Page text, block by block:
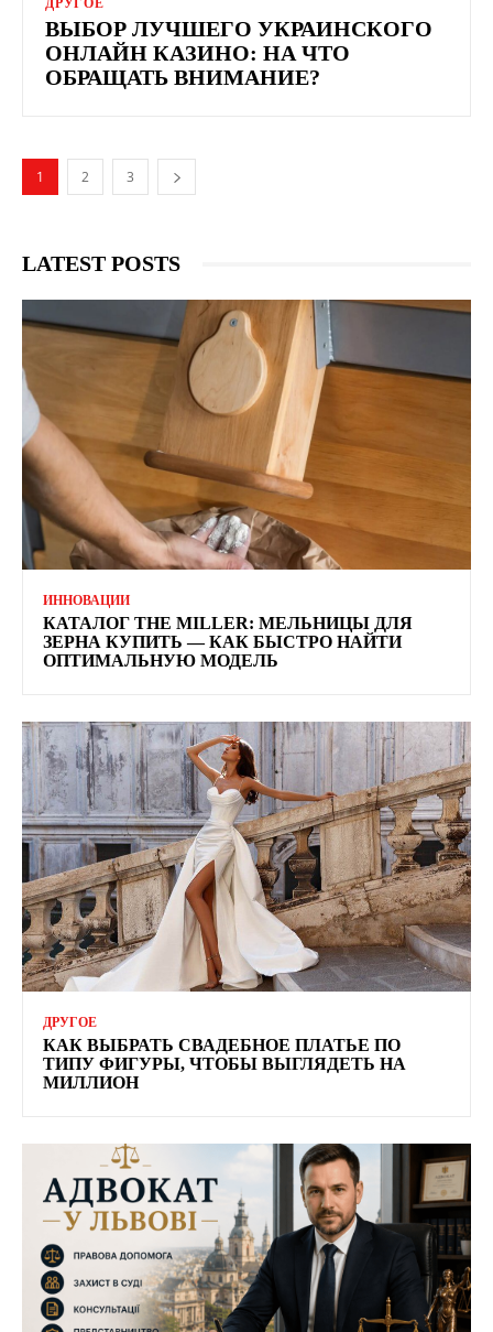
ДРУГОЕ
ВЫБОР ЛУЧШЕГО УКРАИНСКОГО
ОНЛАЙН КАЗИНО: НА ЧТО
ОБРАЩАТЬ ВНИМАНИЕ?
1 2 3
LATEST POSTS
ИННОВАЦИИ
КАТАЛОГ THE MILLER: МЕЛЬНИЦЫ ДЛЯ
ЗЕРНА КУПИТЬ — КАК БЫСТРО НАЙТИ
ОПТИМАЛЬНУЮ МОДЕЛЬ
ДРУГОЕ
КАК ВЫБРАТЬ СВАДЕБНОЕ ПЛАТЬЕ ПО
ТИПУ ФИГУРЫ, ЧТОБЫ ВЫГЛЯДЕТЬ НА
МИЛЛИОН